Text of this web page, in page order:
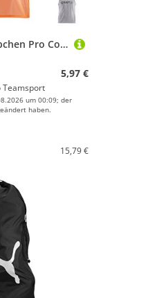
Craft Trainingsleibchen Pro Control Vest Uni Herren
5,97 €
Teamsport
um 00:09; der
haben.
15,79 €